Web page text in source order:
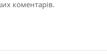
коментарів.